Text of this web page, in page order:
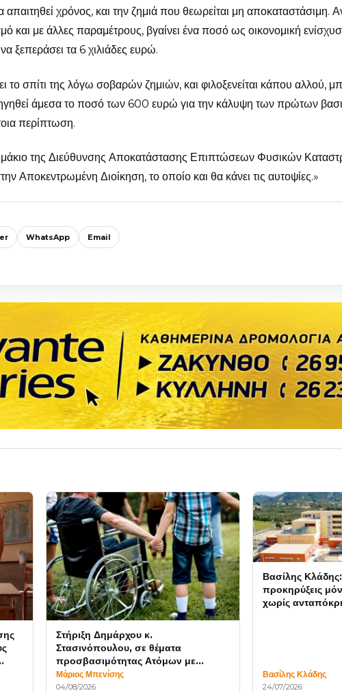
χρόνος, και την ζημιά που θεωρείται μη αποκαταστάσιμη.
και με άλλες παραμέτρους, βγαίνει ένα ποσό ως οικονομική
ξεπεράσει τα 6 χιλιάδες ευρώ.
το σπίτι της λόγω σοβαρών ζημιών, και φιλοξενείται κάπου αλλού,
άμεσα το ποσό των 600 ευρώ για την κάλυψη των πρώτων
περίπτωση.
της Διεύθυνσης Αποκατάστασης Επιπτώσεων Φυσικών
Αποκεντρωμένη Διοίκηση, το οποίο και θα κάνει τις αυτοψίες.»
WhatsApp Email
Στήριξη Δημάρχου κ.
Στασινόπουλου, σε θέματα
προσβασιμότητας Ατόμων με
Αναπηρία
Μάριος Μπενίσης
04/08/2026
Βασίλης Κλάδης:
προκηρύξεις
χωρίς
Βασίλης Κλάδης
24/07/2026